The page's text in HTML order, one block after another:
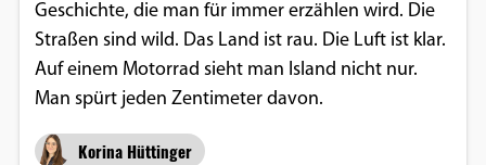
Geschichte, die man für immer erzählen wird. Die
Straßen sind wild. Das Land ist rau. Die Luft ist klar.
Auf einem Motorrad sieht man Island nicht nur.
Man spürt jeden Zentimeter davon.
Korina Hüttinger